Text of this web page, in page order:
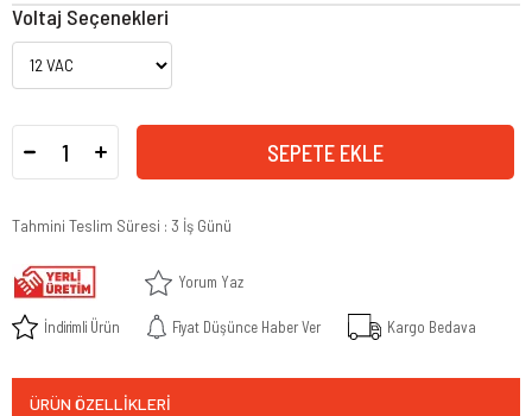
Voltaj Seçenekleri
Tahmini Teslim Süresi : 3 İş Günü
Yorum Yaz
İndirimli Ürün Fiyat Düşünce Haber Ver Kargo Bedava
ÜRÜN ÖZELLIKLERI